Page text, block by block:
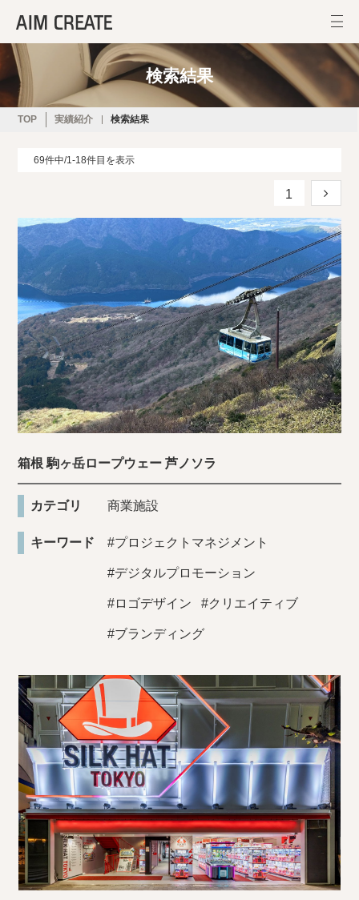
検索結果
TOP 実績紹介 検索結果
69件中/1-18件目を表示
1
箱根 駒ヶ岳ロープウェー 芦ノソラ
カテゴリ 商業施設
キーワード #プロジェクトマネジメント
#デジタルプロモーション
#ロゴデザイン #クリエイティブ
#ブランディング